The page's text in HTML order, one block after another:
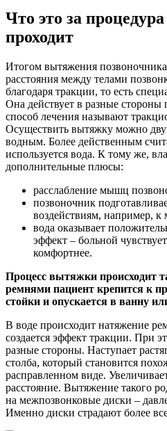
Что это за
проходит
Итогом вытяжения
расстояния между телами
благодаря тракции, то есть
Она действует в разные стороны
способ лечения называют
Осуществить вытяжку можно
водным. Более действенным
используется вода. К тому же,
дополнительные плюсы:
расслабление мышц
позвоночник
воздействиям, например, к
вода оказывает
эффект – больной
комфортнее.
Процесс вытяжки происходит
ремнями пациент крепится к
стойки и опускается в ванну
В воде происходит натяжение
создается эффект тракции. При
разные стороны. Наступает
столба, который становится
расправленном виде.
расстояние. Вытяжение такого
на межпозвонковые диски –
Именно диски страдают более